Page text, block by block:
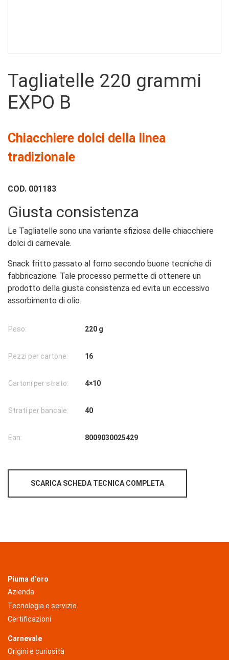
Tagliatelle 220 grammi
EXPO B
Chiacchiere dolci della linea
tradizionale
COD. 001183
Giusta consistenza
Le Tagliatelle sono una variante sfiziosa delle chiacchiere
dolci di carnevale.
Snack fritto passato al forno secondo buone tecniche di
fabbricazione. Tale processo permette di ottenere un
prodotto della giusta consistenza ed evita un eccessivo
assorbimento di olio.
Peso: 220 g
Pezzi per cartone: 16
Cartoni per strato: 4×10
Strati per bancale: 40
Ean: 8009030025429
SCARICA SCHEDA TECNICA COMPLETA
Piuma d’oro
Azienda
Tecnologia e servizio
Certificazioni
Carnevale
Origini e curiosità